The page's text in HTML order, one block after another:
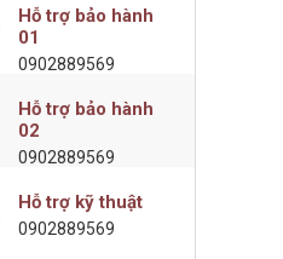
Hỗ trợ bảo hành
01
0902889569
Hỗ trợ bảo hành
02
0902889569
Hỗ trợ kỹ thuật
0902889569